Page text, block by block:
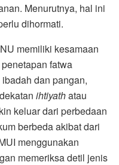
Menurutnya, hal ini
dihormati.
memiliki kesamaan
fatwa
dan pangan,
ihtiyathatau
keluar dari perbedaan
berbeda akibat dari
menggunakan
memeriksa detil jenis